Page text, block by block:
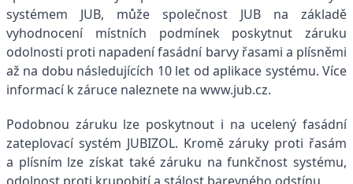
systémem JUB, může společnost JUB na základě
vyhodnocení místních podmínek poskytnut záruku
odolnosti proti napadení fasádní barvy řasami a plísněmi
až na dobu následujících 10 let od aplikace systému. Více
informací k záruce naleznete na www.jub.cz.
Podobnou záruku lze poskytnout i na ucelený fasádní
zateplovací systém JUBIZOL. Kromě záruky proti řasám
a plísním lze získat také záruku na funkčnost systému,